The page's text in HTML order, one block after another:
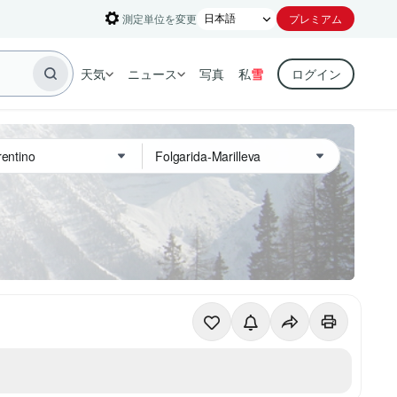
測定単位を変更 プレミアム
天気 ニュース 写真 私雪 ログイン